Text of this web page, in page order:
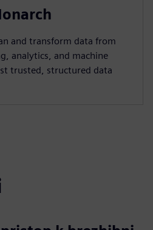
and transform data from
analytics, and machine
trusted, structured data